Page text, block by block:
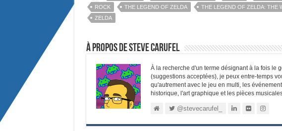
ROCK
THE LEGEND OF ZELDA THE LEGEND OF ZELDA: THE
ZELDA
À propos de Steve Carufel
À la recherche d'un terme désignant à la fois le
(suggestions acceptées), je peux entre-temps
qu'autrement avec le jeu en multi, les
historique, l'art graphique et les pièces
@stevecarufel_